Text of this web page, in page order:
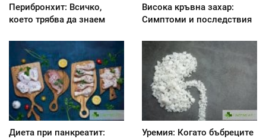
Перибронхит: Всичко,
което трябва да знаем
Висока кръвна захар:
Симптоми и последствия
Диета при панкреатит:
Уремия: Когато бъбреците